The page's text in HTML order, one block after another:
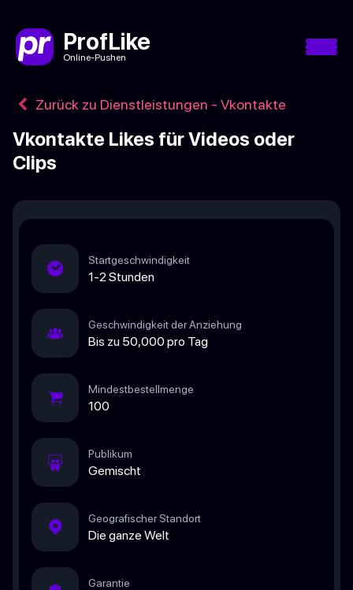
ProfLike
Online-Pushen
Zurück zu Dienstleistungen - Vkontakte
Vkontakte Likes für Videos oder
Clips
Startgeschwindigkeit
1-2 Stunden
Geschwindigkeit der Anziehung
Bis zu 50,000 pro Tag
Mindestbestellmenge
100
Publikum
Gemischt
Geografischer Standort
Die ganze Welt
Garantie